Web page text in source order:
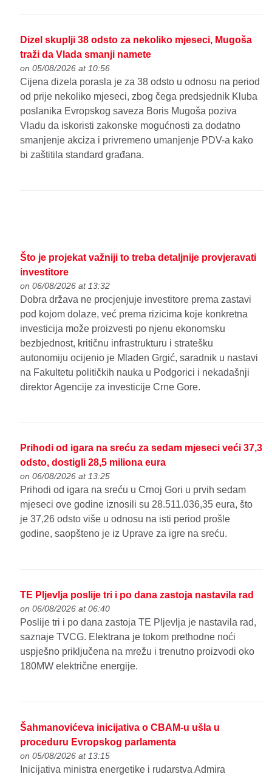
Dizel skuplji 38 odsto za nekoliko mjeseci, Mugoša
traži da Vlada smanji namete
on 05/08/2026 at 10:56
Cijena dizela porasla je za 38 odsto u odnosu na period
od prije nekoliko mjeseci, zbog čega predsjednik Kluba
poslanika Evropskog saveza Boris Mugoša poziva
Vladu da iskoristi zakonske mogućnosti za dodatno
smanjenje akciza i privremeno umanjenje PDV-a kako
bi zaštitila standard građana.
Što je projekat važniji to treba detaljnije provjeravati
investitore
on 06/08/2026 at 13:32
Dobra država ne procjenjuje investitore prema zastavi
pod kojom dolaze, već prema rizicima koje konkretna
investicija može proizvesti po njenu ekonomsku
bezbjednost, kritičnu infrastrukturu i stratešku
autonomiju ocijenio je Mladen Grgić, saradnik u nastavi
na Fakultetu političkih nauka u Podgorici i nekadašnji
direktor Agencije za investicije Crne Gore.
Prihodi od igara na sreću za sedam mjeseci veći 37,3
odsto, dostigli 28,5 miliona eura
on 06/08/2026 at 13:25
Prihodi od igara na sreću u Crnoj Gori u prvih sedam
mjeseci ove godine iznosili su 28.511.036,35 eura, što
je 37,26 odsto više u odnosu na isti period prošle
godine, saopšteno je iz Uprave za igre na sreću.
TE Pljevlja poslije tri i po dana zastoja nastavila rad
on 06/08/2026 at 06:40
Poslije tri i po dana zastoja TE Pljevlja je nastavila rad,
saznaje TVCG. Elektrana je tokom prethodne noći
uspješno priključena na mrežu i trenutno proizvodi oko
180MW električne energije.
Šahmanovićeva inicijativa o CBAM-u ušla u
proceduru Evropskog parlamenta
on 05/08/2026 at 13:15
Inicijativa ministra energetike i rudarstva Admira